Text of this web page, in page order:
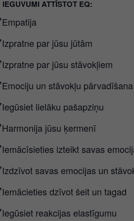
IEGUVUMI ATTĪSTOT EQ:
Empatija
Izpratne par jūsu jūtām
Izpratne par jūsu stāvokļiem
Emociju un stāvokļu pārvadīšana
Iegūsiet lielāku pašapziņu
Harmonija jūsu ķermenī
Iemācīsieties izteikt savas
Izdzīvot savas emocijas un
Iemācieties dzīvot šeit un tagad
Iegūsiet reakcijas elastīgumu